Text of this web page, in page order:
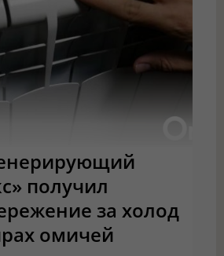
получил
за холод
омичей